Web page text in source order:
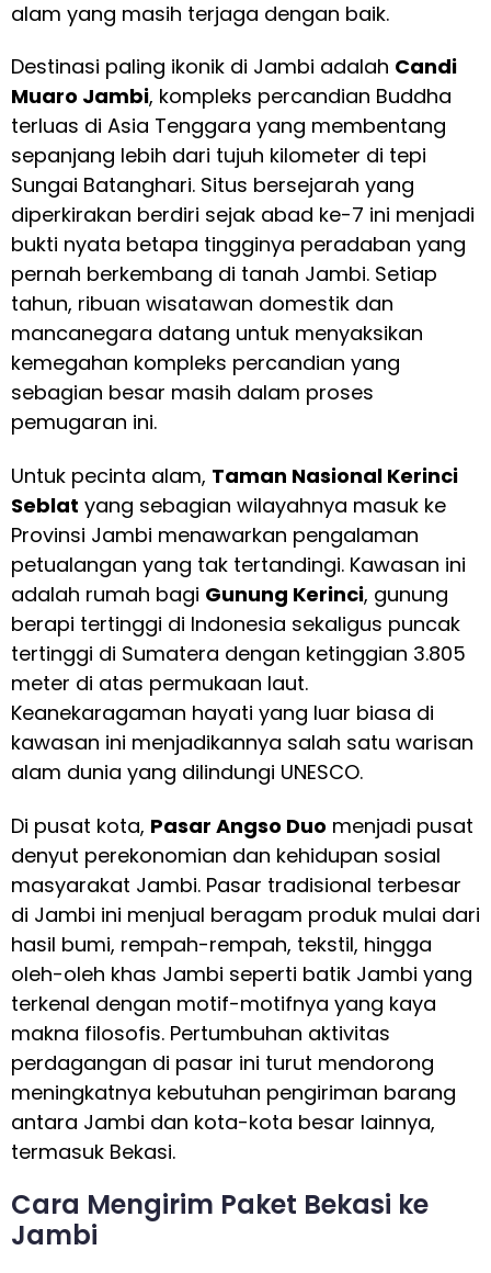
alam yang masih terjaga dengan baik.
Destinasi paling ikonik di Jambi adalah Candi
Muaro Jambi, kompleks percandian Buddha
terluas di Asia Tenggara yang membentang
sepanjang lebih dari tujuh kilometer di tepi
Sungai Batanghari. Situs bersejarah yang
diperkirakan berdiri sejak abad ke-7 ini menjadi
bukti nyata betapa tingginya peradaban yang
pernah berkembang di tanah Jambi. Setiap
tahun, ribuan wisatawan domestik dan
mancanegara datang untuk menyaksikan
kemegahan kompleks percandian yang
sebagian besar masih dalam proses
pemugaran ini.
Untuk pecinta alam, Taman Nasional Kerinci
Seblat yang sebagian wilayahnya masuk ke
Provinsi Jambi menawarkan pengalaman
petualangan yang tak tertandingi. Kawasan ini
adalah rumah bagi Gunung Kerinci, gunung
berapi tertinggi di Indonesia sekaligus puncak
tertinggi di Sumatera dengan ketinggian 3.805
meter di atas permukaan laut.
Keanekaragaman hayati yang luar biasa di
kawasan ini menjadikannya salah satu warisan
alam dunia yang dilindungi UNESCO.
Di pusat kota, Pasar Angso Duo menjadi pusat
denyut perekonomian dan kehidupan sosial
masyarakat Jambi. Pasar tradisional terbesar
di Jambi ini menjual beragam produk mulai dari
hasil bumi, rempah-rempah, tekstil, hingga
oleh-oleh khas Jambi seperti batik Jambi yang
terkenal dengan motif-motifnya yang kaya
makna filosofis. Pertumbuhan aktivitas
perdagangan di pasar ini turut mendorong
meningkatnya kebutuhan pengiriman barang
antara Jambi dan kota-kota besar lainnya,
termasuk Bekasi.
Cara Mengirim Paket Bekasi ke
Jambi